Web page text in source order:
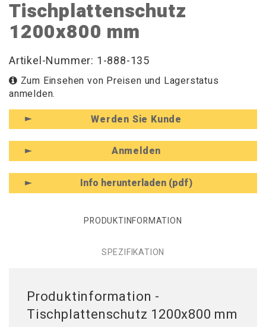
Tischplattenschutz
1200x800 mm
Artikel-Nummer: 1-888-135
Zum Einsehen von Preisen und Lagerstatus
anmelden.
Werden Sie Kunde
Anmelden
Info herunterladen (pdf)
PRODUKTINFORMATION
SPEZIFIKATION
Produktinformation -
Tischplattenschutz 1200x800 mm